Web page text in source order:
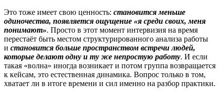
Это тоже имеет свою ценность: становится меньше
одиночества, появляется ощущение «я среди своих, меня
понимают». Просто в этот момент интервизия на время
перестаёт быть местом структурированного анализа работы
и становится больше пространством встречи людей,
которые делают одну и ту же непростую работу. И если
такая «волна» иногда возникает и потом группа возвращается
к кейсам, это естественная динамика. Вопрос только в том,
хватает ли в итоге времени и сил именно на разбор практики.